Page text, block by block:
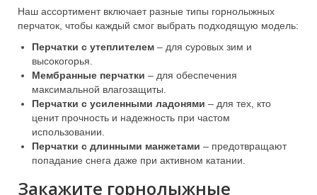
Наш ассортимент включает разные типы горнолыжных
перчаток, чтобы каждый смог выбрать подходящую модель:
Перчатки с утеплителем – для суровых зим и
высокогорья.
Мембранные перчатки – для обеспечения
максимальной влагозащиты.
Перчатки с усиленными ладонями – для тех, кто
ценит прочность и надежность при частом
использовании.
Перчатки с длинными манжетами – предотвращают
попадание снега даже при активном катании.
Закажите горнолыжные